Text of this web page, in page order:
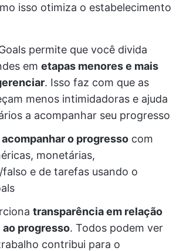
isso otimiza o estabelecimento
permite que você divida
em etapas menores e mais
. Isso faz com que as
menos intimidadoras e ajuda
a acompanhar seu progresso
acompanhar o progresso com
monetárias,
e de tarefas usando o
transparência em relação
ao progresso. Todos podem ver
contribui para o